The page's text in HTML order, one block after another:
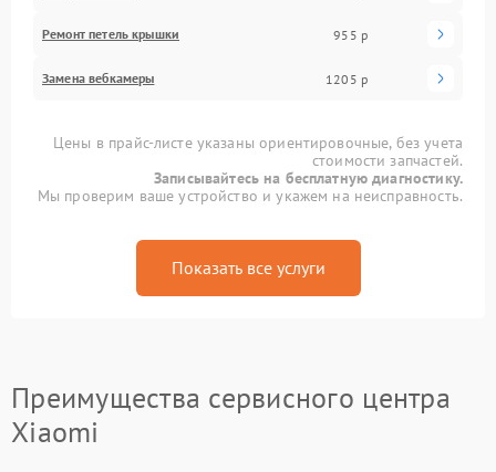
Ремонт петель крышки 955 р
Замена вебкамеры 1205 р
Цены в прайс-листе указаны ориентировочные, без учета
стоимости запчастей.
Записывайтесь на бесплатную диагностику.
Мы проверим ваше устройство и укажем на неисправность.
Показать все услуги
Преимущества сервисного центра
Xiaomi